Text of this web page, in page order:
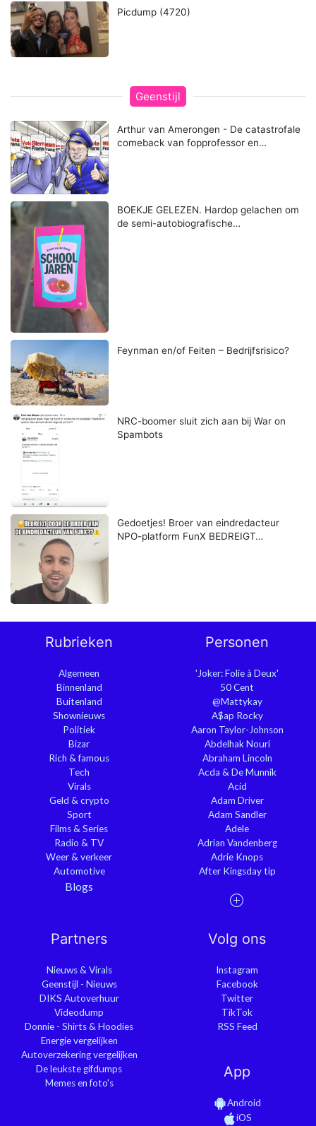
Picdump (4720)
Geenstijl
Arthur van Amerongen - De catastrofale
comeback van fopprofessor en…
BOEKJE GELEZEN. Hardop gelachen om
de semi-autobiografische…
Feynman en/of Feiten – Bedrijfsrisico?
NRC-boomer sluit zich aan bij War on
Spambots
Gedoetjes! Broer van eindredacteur
NPO-platform FunX BEDREIGT…
Rubrieken
Algemeen
Binnenland
Buitenland
Shownieuws
Politiek
Bizar
Rich & famous
Tech
Virals
Geld & crypto
Sport
Films & Series
Radio & TV
Weer & verkeer
Automotive
Blogs
Personen
'Joker: Folie à Deux'
50 Cent
@Mattykay
A$ap Rocky
Aaron Taylor-Johnson
Abdelhak Nouri
Abraham Lincoln
Acda & De Munnik
Acid
Adam Driver
Adam Sandler
Adele
Adrian Vandenberg
Adrie Knops
After Kingsday tip
Partners
Nieuws & Virals
Geenstijl - Nieuws
DIKS Autoverhuur
Videodump
Donnie - Shirts & Hoodies
Energie vergelijken
Autoverzekering vergelijken
De leukste gifdumps
Memes en foto's
Volg ons
Instagram
Facebook
Twitter
TikTok
RSS Feed
App
Android
iOS